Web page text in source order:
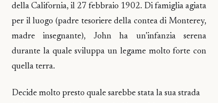
della California, il 27 febbraio 1902. Di famiglia agiata
per il luogo (padre tesoriere della contea di Monterey,
madre insegnante), John ha un’infanzia serena
durante la quale sviluppa un legame molto forte con
quella terra.
Decide molto presto quale sarebbe stata la sua strada